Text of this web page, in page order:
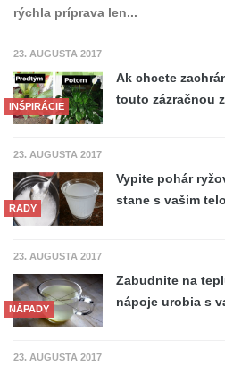
rýchla príprava len...
23. AUGUSTA 2017
INŠPIRÁCIE
Ak chcete
touto zázračnou
23. AUGUSTA 2017
RADY
Vypite pohár
stane s vašim
23. AUGUSTA 2017
NÁPADY
Zabudnite na
nápoje urobia s
23. AUGUSTA 2017